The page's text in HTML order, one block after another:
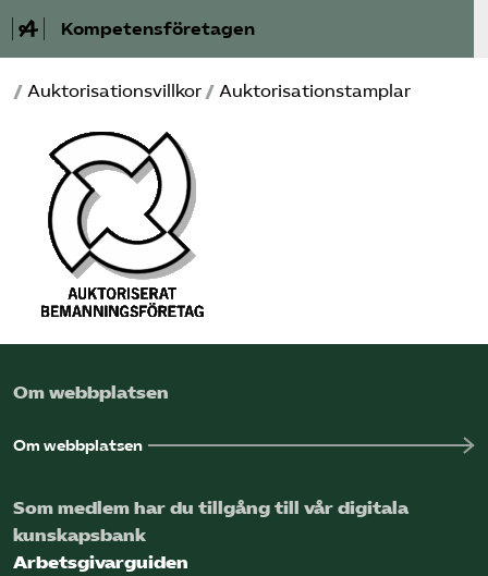
Kompetensföretagen
Aktuellt
A-Ö
Auktorisation
Medlemskap
Kurser och aktiviteter
Om oss
Omsättningsstatistik
Webbutik
/ Auktorisationsvillkor / Auktorisationstamplar
Om webbplatsen
Om webbplatsen
Som medlem har du tillgång till vår digitala
kunskapsbank
Arbetsgivarguiden